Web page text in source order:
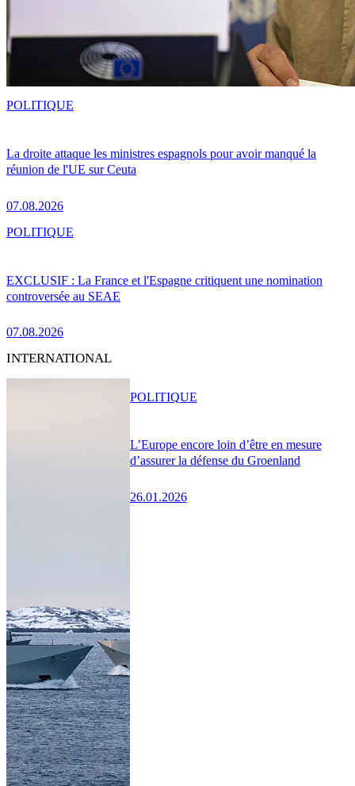
La droite attaque les ministres espagnols pour avoir manqué la
réunion de l'UE sur Ceuta
07.08.2026
POLITIQUE
EXCLUSIF : La France et l'Espagne critiquent une nomination
controversée au SEAE
07.08.2026
POLITIQUE
INTERNATIONAL
L’Europe encore loin d’être en mesure
d’assurer la défense du Groenland
26.01.2026
POLITIQUE